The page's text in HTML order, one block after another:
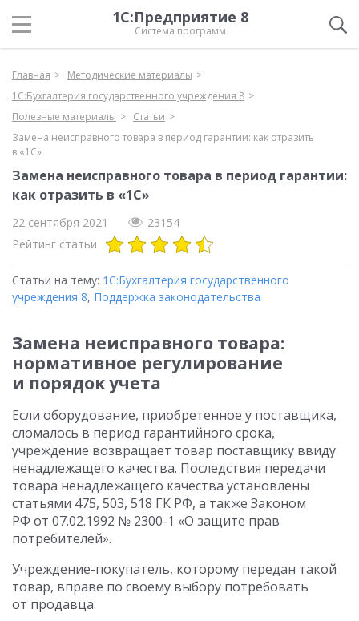
1С:Предприятие 8
Система программ
Главная
Методические материалы
1С:Бухгалтерия государственного учреждения 8
Полезные материалы
Статьи
Замена неисправного товара в период гарантии: как отразить
в «1С»
Замена неисправного товара в период гарантии:
как отразить в «1С»
22 сентября 2021
23154
Рейтинг статьи
Статьи на тему: 1С:Бухгалтерия государственного
учреждения 8, Поддержка законодательства
Замена неисправного товара:
нормативное регулирование
и порядок учета
Если оборудование, приобретенное у поставщика,
сломалось в период гарантийного срока,
учреждение возвращает товар поставщику ввиду
ненадлежащего качества. Последствия передачи
товара ненадлежащего качества установлены
статьями 475, 503, 518 ГК РФ, а также Законом
РФ от 07.02.1992 № 2300-1 «О защите прав
потребителей».
Учреждение-покупатель, которому передан такой
товар, вправе по своему выбору потребовать
от продавца: